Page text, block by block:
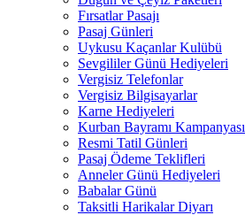
Fırsatlar Pasajı
Pasaj Günleri
Uykusu Kaçanlar Kulübü
Sevgililer Günü Hediyeleri
Vergisiz Telefonlar
Vergisiz Bilgisayarlar
Karne Hediyeleri
Kurban Bayramı Kampanyası
Resmi Tatil Günleri
Pasaj Ödeme Teklifleri
Anneler Günü Hediyeleri
Babalar Günü
Taksitli Harikalar Diyarı